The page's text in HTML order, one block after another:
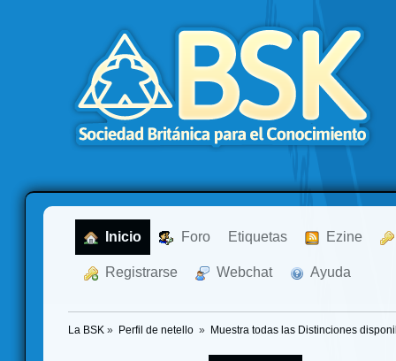
Inicio Foro Etiquetas Ezine
Registrarse Webchat Ayuda
La BSK » Perfil de netello » Muestra todas las Distinciones